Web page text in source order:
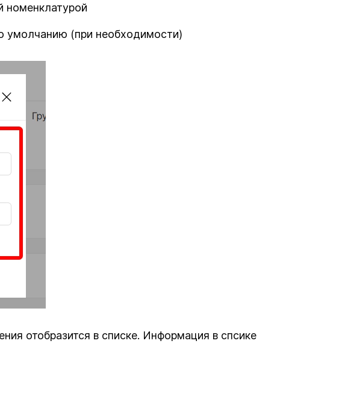
номенклатурой
умолчанию (при необходимости)
отобразится в списке. Информация в спсике